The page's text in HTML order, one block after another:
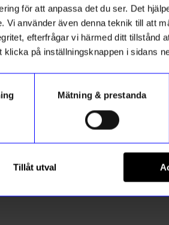
för att anpassa det du ser. Det
Vi använder även denna teknik till att
efterfrågar vi härmed ditt tillstånd
på inställningsknappen i sidans
Mätning & prestanda
Tillåt utvalVäggavel 50x20 1-p vit